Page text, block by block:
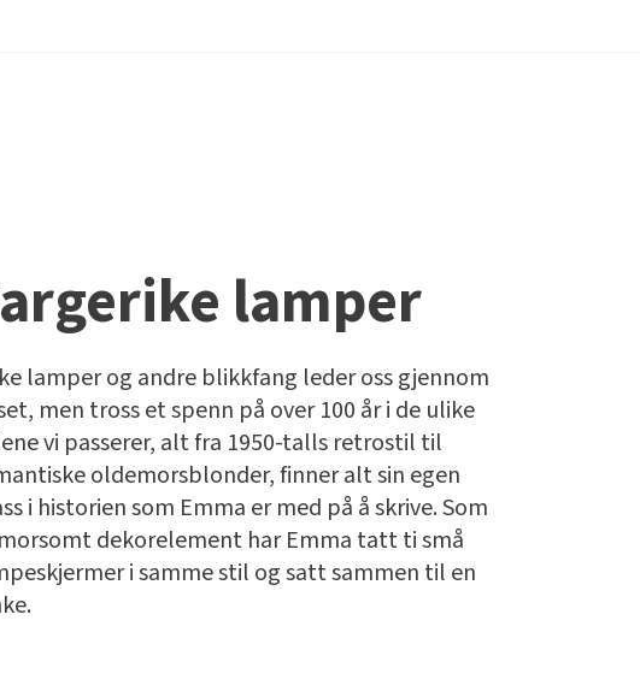
lamper
lamper og andre blikkfang leder oss gjennom
men tross et spenn på over 100 år i de ulike
vi passerer, alt fra 1950-talls retrostil til
oldemorsblonder, finner alt sin egen
i historien som Emma er med på å skrive. Som
dekorelement har Emma tatt ti små
i samme stil og satt sammen til en